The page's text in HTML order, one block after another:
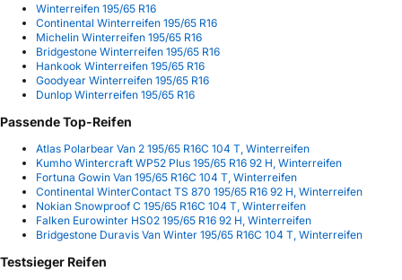
Winterreifen 195/65 R16
Continental Winterreifen 195/65 R16
Michelin Winterreifen 195/65 R16
Bridgestone Winterreifen 195/65 R16
Hankook Winterreifen 195/65 R16
Goodyear Winterreifen 195/65 R16
Dunlop Winterreifen 195/65 R16
Passende Top-Reifen
Atlas Polarbear Van 2 195/65 R16C 104 T, Winterreifen
Kumho Wintercraft WP52 Plus 195/65 R16 92 H, Winterreifen
Fortuna Gowin Van 195/65 R16C 104 T, Winterreifen
Continental WinterContact TS 870 195/65 R16 92 H, Winterreifen
Nokian Snowproof C 195/65 R16C 104 T, Winterreifen
Falken Eurowinter HS02 195/65 R16 92 H, Winterreifen
Bridgestone Duravis Van Winter 195/65 R16C 104 T, Winterreifen
Testsieger Reifen